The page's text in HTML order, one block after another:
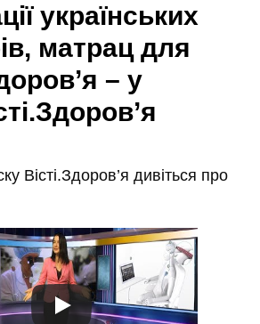
українських
матрац для
– у
Вісті.Здоров’я дивіться про